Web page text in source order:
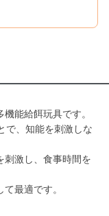
能給餌玩具です。
で、知能を刺激しな
刺激し、食事時間を
最適です。